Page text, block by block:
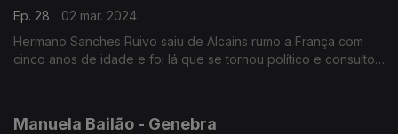
Ep. 28
02 mar. 2024
Hermano Sanches Ruivo saiu de Alcains rumo a França com
cinco anos de idade e foi lá que se tornou político e consultor.
Manuela Bailão - Genebra